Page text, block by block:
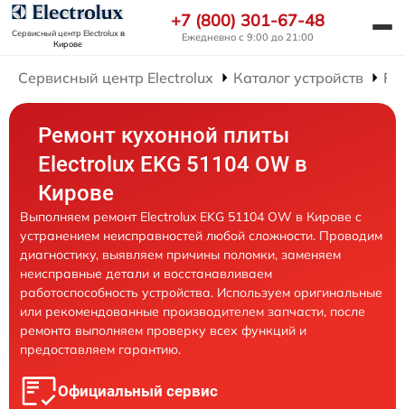
Сервисный центр Electroluxв
Кирове
+7 (800) 301-67-48
Ежедневно с 9:00 до 21:00
Сервисный центр Electrolux Каталог устройств
Ремонт кухонной плиты
Electrolux EKG 51104 OW в
Кирове
Выполняем ремонт Electrolux EKG 51104 OW в Кирове с
устранением неисправностей любой сложности. Проводим
диагностику, выявляем причины поломки, заменяем
неисправные детали и восстанавливаем
работоспособность устройства. Используем оригинальные
или рекомендованные производителем запчасти, после
ремонта выполняем проверку всех функций и
предоставляем гарантию.
Официальный сервис